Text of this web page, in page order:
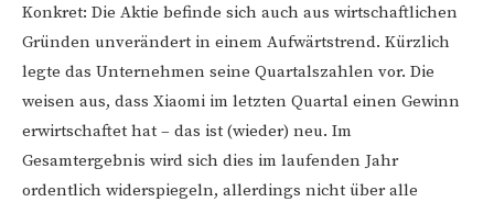
Konkret: Die Aktie befinde sich auch aus wirtschaftlichen
Gründen unverändert in einem Aufwärtstrend. Kürzlich
legte das Unternehmen seine Quartalszahlen vor. Die
weisen aus, dass Xiaomi im letzten Quartal einen Gewinn
erwirtschaftet hat – das ist (wieder) neu. Im
Gesamtergebnis wird sich dies im laufenden Jahr
ordentlich widerspiegeln, allerdings nicht über alle